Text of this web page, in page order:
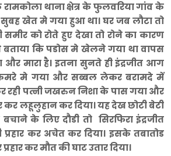
थाना क्षेत्र के फुलवरिया गांव के
सुबह खेत मे गया हुआ था। घर जब लौटा तो
समीर को रोते हुए देखा तो रोने का कारण
बताया कि पडोस मे खेलने गया था वापस
और मारा है। इतना सुनते ही इंद्रजीत आग
मे गया और सब्बल लेकर बरामदे में
रही पत्नी जखरुन निशा के पास गया और
कर लहूलुहान कर दिया। यह देख छोटी बेटी
के लिए दौडी तो सिरफिरा इंद्रजीत
कर अचेत कर दिया। इसके तबातोड
कर मौत की घाट उतार दिया।